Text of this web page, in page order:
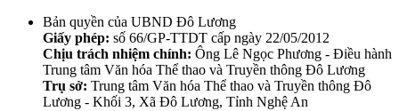
Bản quyền của UBND Đô Lương
Giấy phép: số 66/GP-TTDT cấp ngày 22/05/2012
Chịu trách nhiệm chính: Ông Lê Ngọc Phương - Điều hành
Trung tâm Văn hóa Thể thao và Truyền thông Đô Lương
Trụ sở: Trung tâm Văn hóa Thể thao và Truyền thông Đô
Lương - Khối 3, Xã Đô Lương, Tỉnh Nghệ An